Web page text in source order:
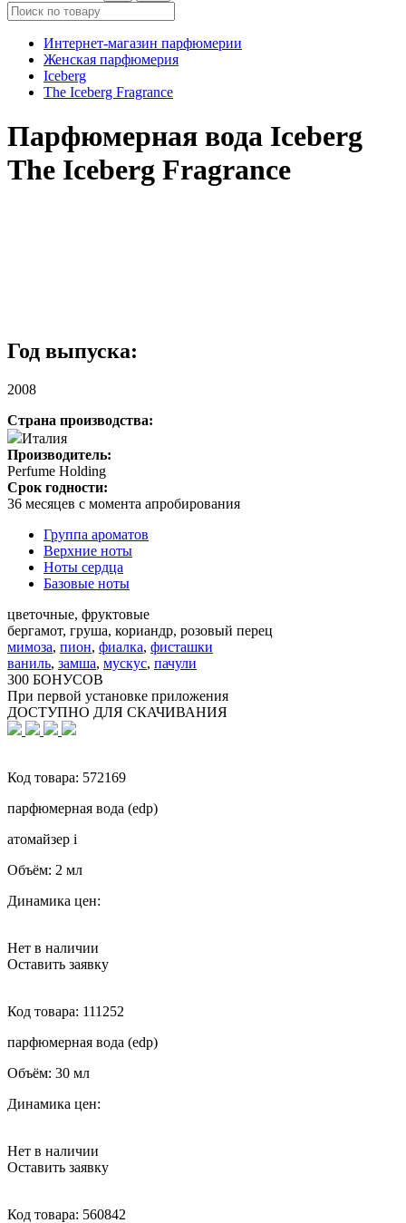
Интернет-магазин парфюмерии
Женская парфюмерия
Iceberg
The Iceberg Fragrance
Парфюмерная вода Iceberg
The Iceberg Fragrance
Год выпуска:
2008
Страна производства:
Италия
Производитель:
Perfume Holding
Срок годности:
36 месяцев с момента апробирования
Группа ароматов
Верхние ноты
Ноты сердца
Базовые ноты
цветочные, фруктовые
бергамот, груша, кориандр, розовый перец
мимоза, пион, фиалка, фисташки
ваниль, замша, мускус, пачули
300 БОНУСОВ
При первой установке приложения
ДОСТУПНО ДЛЯ СКАЧИВАНИЯ
Код товара: 572169
парфюмерная вода (edp)
атомайзер i
Объём: 2 мл
Динамика цен:
Нет в наличии
Оставить заявку
Код товара: 111252
парфюмерная вода (edp)
Объём: 30 мл
Динамика цен:
Нет в наличии
Оставить заявку
Код товара: 560842